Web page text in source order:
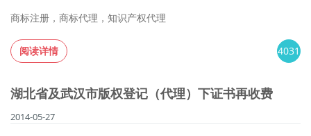
商标注册，商标代理，知识产权代理
阅读详情 4031
湖北省及武汉市版权登记（代理）下证书再收费
2014-05-27